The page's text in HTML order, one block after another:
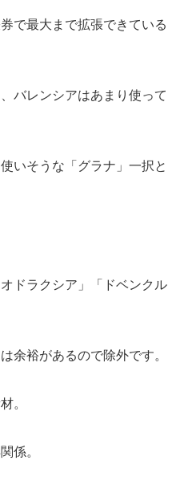
で最大まで拡張できている
バレンシアはあまり使って
いそうな「グラナ」一択と
ドラクシア」「ドベンクル
余裕があるので除外です。
。
係。